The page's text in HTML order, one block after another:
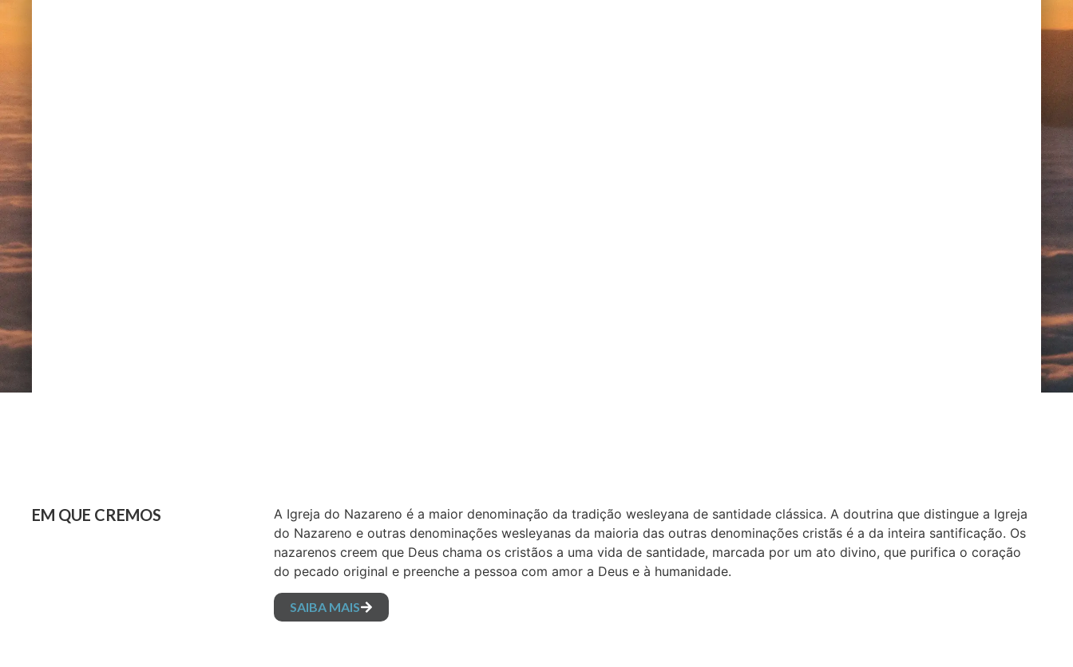
EM QUE CREMOS
A Igreja do Nazareno é a maior denominação da tradição wesleyana de santidade clássica. A doutrina que distingue a Igreja
do Nazareno e outras denominações wesleyanas da maioria das outras denominações cristãs é a da inteira santificação. Os
nazarenos creem que Deus chama os cristãos a uma vida de santidade, marcada por um ato divino, que purifica o coração
do pecado original e preenche a pessoa com amor a Deus e à humanidade.
SAIBA MAIS